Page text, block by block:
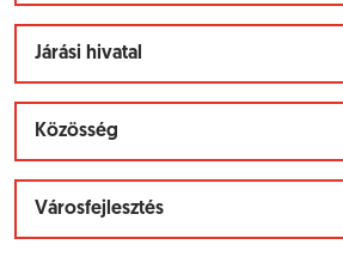
Járási hivatal
Közösség
Városfejlesztés